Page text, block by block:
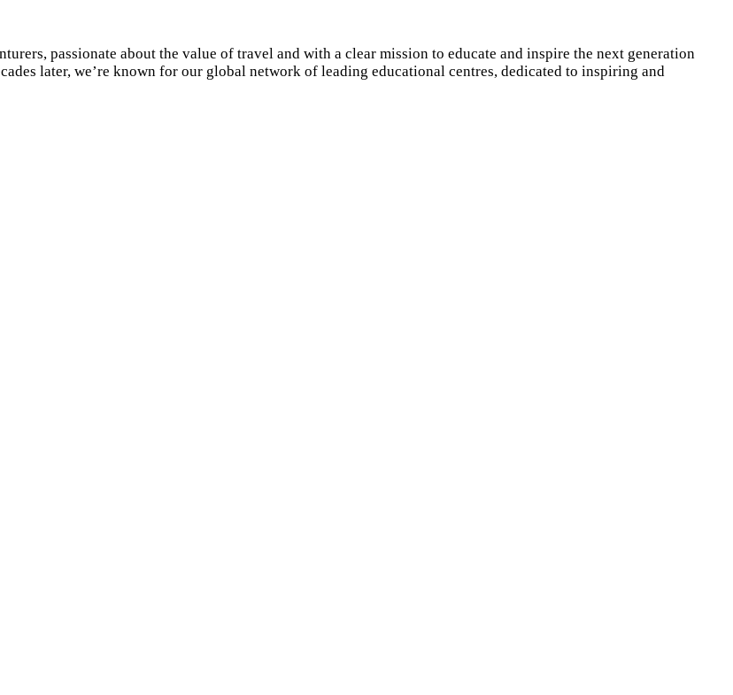
passionate about the value of travel and with a clear mission to educate and inspire the next generation
later, we’re known for our global network of leading educational centres, dedicated to inspiring and